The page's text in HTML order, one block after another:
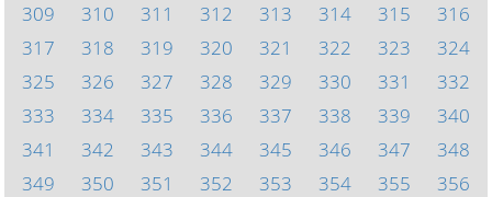
309
310 311 312 313 314 315
316
317
318 319 320 321 322 323
324
325
326 327 328 329 330 331
332
333
334 335 336 337 338 339
340
341
342 343 344 345 346 347
348
349
350 351 352 353 354 355
356